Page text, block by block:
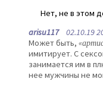
Нет, не в этом
arisu11702.10.19
Может быть,
имитирует. С
занимается им в
нее мужчины не